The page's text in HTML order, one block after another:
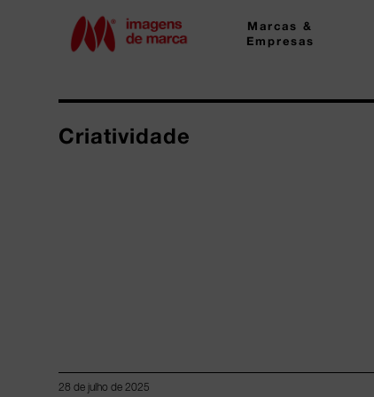
Marcas &
Empresas
Criatividade
28 de julho de 2025